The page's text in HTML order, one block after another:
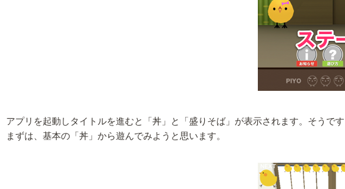
アプリを起動しタイトルを進むと「丼」と「盛りそば」が表示されます。そうで
まずは、基本の「丼」から遊んでみようと思います。